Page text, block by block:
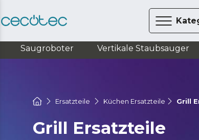
Saugroboter Vertikale Staubsauger
Ersatzteile Küchen Ersatzteile Grill
Grill Ersatzteile